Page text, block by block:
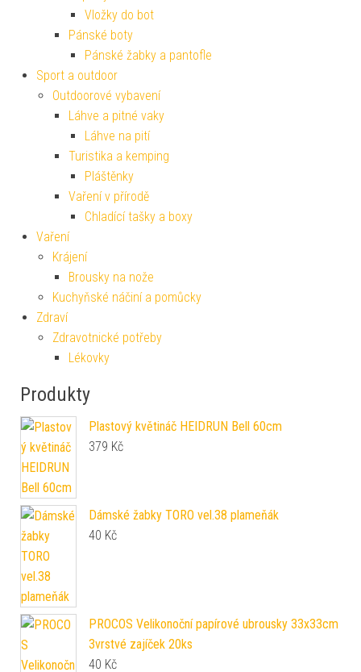
Vložky do bot
Pánské boty
Pánské žabky a pantofle
Sport a outdoor
Outdoorové vybavení
Láhve a pitné vaky
Láhve na pití
Turistika a kemping
Pláštěnky
Vaření v přírodě
Chladící tašky a boxy
Vaření
Krájení
Brousky na nože
Kuchyňské náčiní a pomůcky
Zdraví
Zdravotnické potřeby
Lékovky
Produkty
Plastový květináč HEIDRUN Bell 60cm
379 Kč
Dámské žabky TORO vel.38 plameňák
40 Kč
PROCOS Velikonoční papírové ubrousky 33x33cm
3vrstvé zajíček 20ks
40 Kč